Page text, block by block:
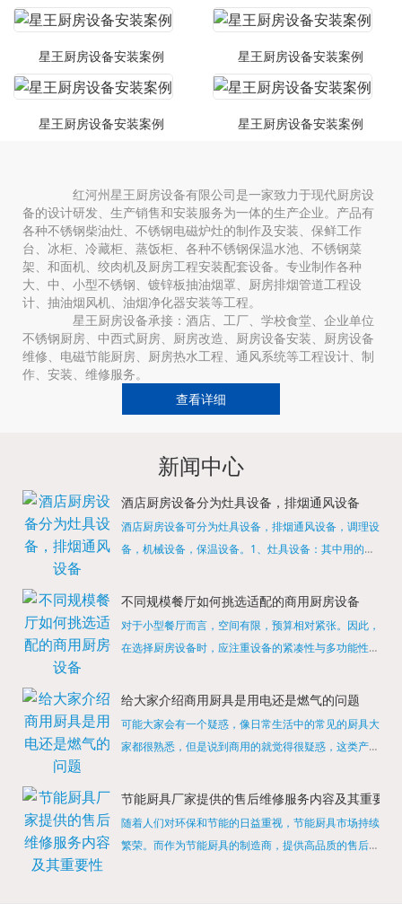
星王厨房设备安装案例 星王厨房设备安装案例
星王厨房设备安装案例 星王厨房设备安装案例
红河州星王厨房设备有限公司是一家致力于现代厨房设
备的设计研发、生产销售和安装服务为一体的生产企业。产品有
各种不锈钢柴油灶、不锈钢电磁炉灶的制作及安装、保鲜工作
台、冰柜、冷藏柜、蒸饭柜、各种不锈钢保温水池、不锈钢菜
架、和面机、绞肉机及厨房工程安装配套设备。专业制作各种
大、中、小型不锈钢、镀锌板抽油烟罩、厨房排烟管道工程设
计、抽油烟风机、油烟净化器安装等工程。
星王厨房设备承接：酒店、工厂、学校食堂、企业单位
不锈钢厨房、中西式厨房、厨房改造、厨房设备安装、厨房设备
维修、电磁节能厨房、厨房热水工程、通风系统等工程设计、制
作、安装、维修服务。
查看详细
新闻中心
酒店厨房设备分为灶具设备，排烟通风设备
酒店厨房设备可分为灶具设备，排烟通风设备，调理设
备，机械设备，保温设备。1、灶具设备：其中用的较
缺少的，经过相关检测证明的合格设备才能进行使用，
不同规模餐厅如何挑选适配的商用厨房设备
对于小型餐厅而言，空间有限，预算相对紧张。因此，
在选择厨房设备时，应注重设备的紧凑性与多功能性。
烹饪设备，既能节省空间，又能满足多样化的烹饪需
给大家介绍商用厨具是用电还是燃气的问题
可能大家会有一个疑惑，像日常生活中的常见的厨具大
家都很熟悉，但是说到商用的就觉得很疑惑，这类产品
店用的就是商用的吗?还真别说，真被大家猜对了，这
节能厨具厂家提供的售后维修服务内容及其重要性
随着人们对环保和节能的日益重视，节能厨具市场持续
繁荣。而作为节能厨具的制造商，提供高品质的售后维